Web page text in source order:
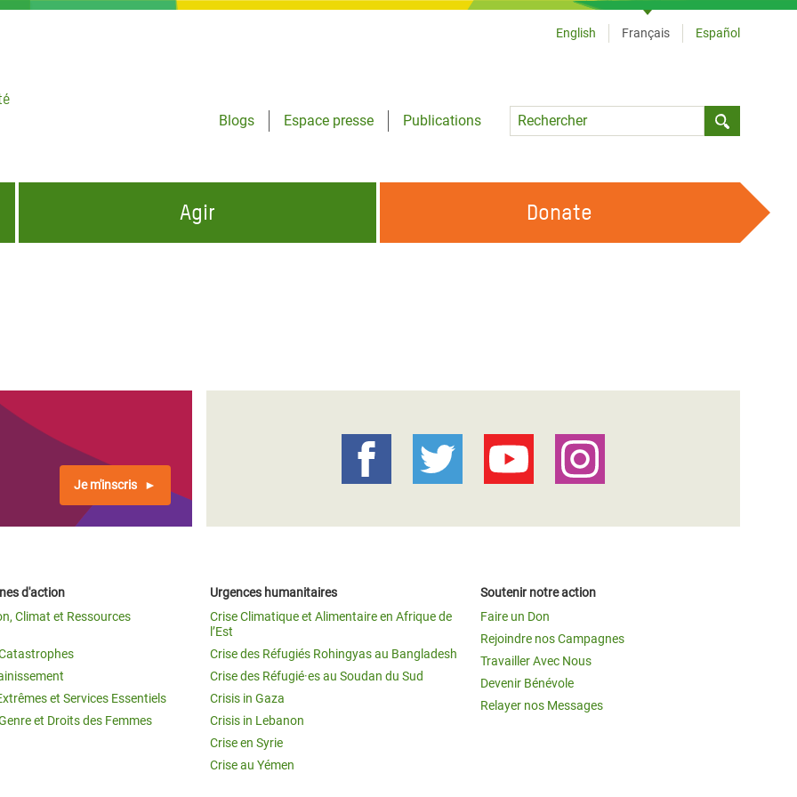
Blogs
Espace presse
Publications
Language
English Français Español
et
en Afrique de
Yémen
Réfugié·es au
du Sud
Syrie
Agir Donate
Je m'inscris
d'action
Climat et Ressources
et Services Essentiels
et Droits des Femmes
Urgences humanitaires
Crise Climatique et Alimentaire en Afrique de
l’Est
Crise des Réfugiés Rohingyas au Bangladesh
Crise des Réfugié·es au Soudan du Sud
Crisis in Gaza
Crisis in Lebanon
Crise en Syrie
Crise au Yémen
Soutenir notre action
Faire un Don
Rejoindre nos Campagnes
Travailler Avec Nous
Devenir Bénévole
Relayer nos Messages